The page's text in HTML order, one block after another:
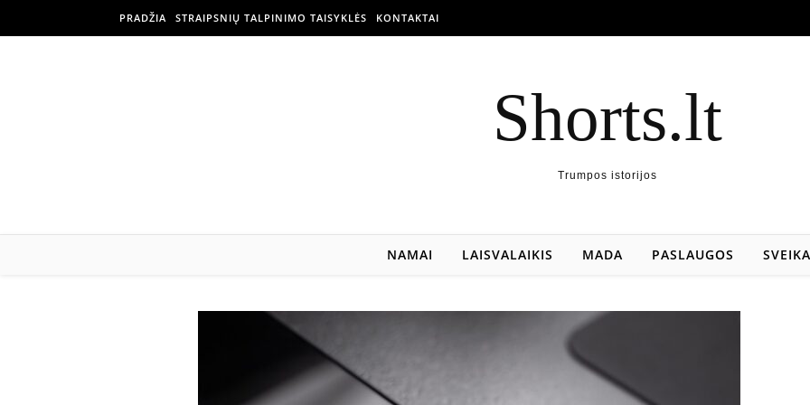
PRADŽIA STRAIPSNIŲ TALPINIMO TAISYKLĖS KONTAKTAI
Shorts.lt
Trumpos istorijos
NAMAI LAISVALAIKIS MADA PASLAUGOS